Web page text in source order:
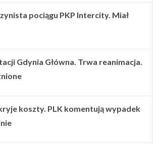
pociągu PKP Intercity. Miał
Gdynia Główna. Trwa reanimacja.
koszty. PLK komentują wypadek